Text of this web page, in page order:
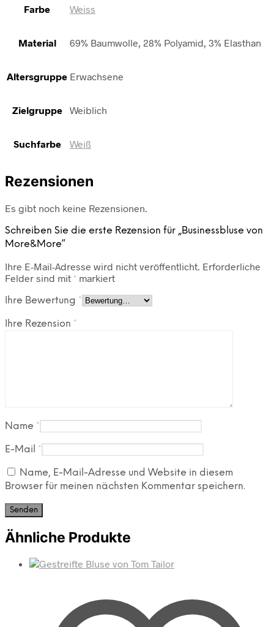
Farbe Weiss
Material 69% Baumwolle, 28% Polyamid, 3% Elasthan
Altersgruppe Erwachsene
Zielgruppe Weiblich
Suchfarbe Weiß
Rezensionen
Es gibt noch keine Rezensionen.
Schreiben Sie die erste Rezension für „Businessbluse von
More&More“
Ihre E-Mail-Adresse wird nicht veröffentlicht. Erforderliche
Felder sind mit * markiert
Ihre Bewertung *
Ihre Rezension *
Name *
E-Mail *
Name, E-Mail-Adresse und Website in diesem
Browser für meinen nächsten Kommentar speichern.
Ähnliche Produkte